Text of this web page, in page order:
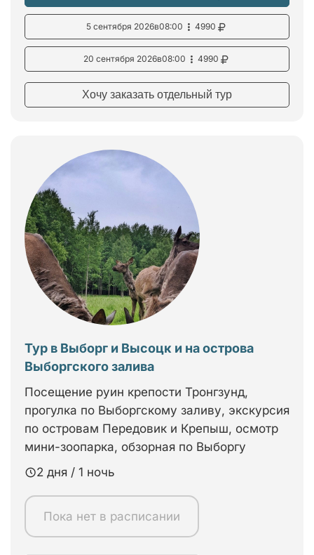
5 сентября 2026в08:00 4990
20 сентября 2026в08:00 4990
Хочу заказать отдельный тур
Тур в Выборг и Высоцк и на острова
Выборгского залива
Посещение руин крепости Тронгзунд,
прогулка по Выборгскому заливу, экскурсия
по островам Передовик и Крепыш, осмотр
мини-зоопарка, обзорная по Выборгу
2 дня / 1 ночь
Пока нет в расписании